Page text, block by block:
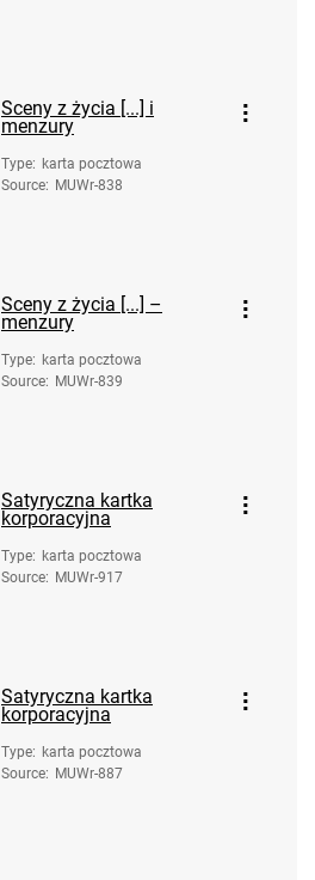
Sceny z życia [...] i
menzury
Type: karta pocztowa
Source: MUWr-838
Sceny z życia [...] –
menzury
Type: karta pocztowa
Source: MUWr-839
Satyryczna kartka
korporacyjna
Type: karta pocztowa
Source: MUWr-917
Satyryczna kartka
korporacyjna
Type: karta pocztowa
Source: MUWr-887